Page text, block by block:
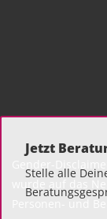
Jetzt
Stelle alle
wurde auf das
Personen- und